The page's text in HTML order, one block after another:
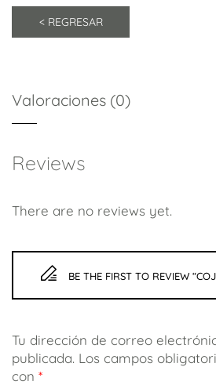
Valoraciones (0)
Reviews
There are no reviews yet.
BE THE FIRST TO REVIEW
Tu dirección de correo
publicada. Los campos
con *